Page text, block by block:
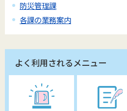
防災管理課
各課の業務案内
よく利用されるメニュー